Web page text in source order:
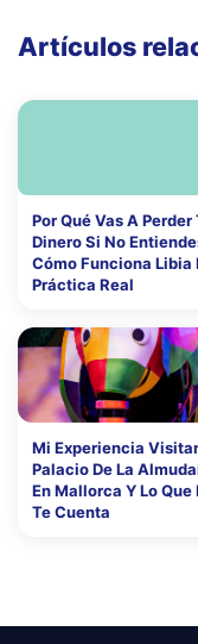
Artículos
Por Qué Vas A Perder
Dinero Si No
Cómo Funciona Libia
Práctica Real
Mi Experiencia
Palacio De La
En Mallorca Y Lo Que
Te Cuenta